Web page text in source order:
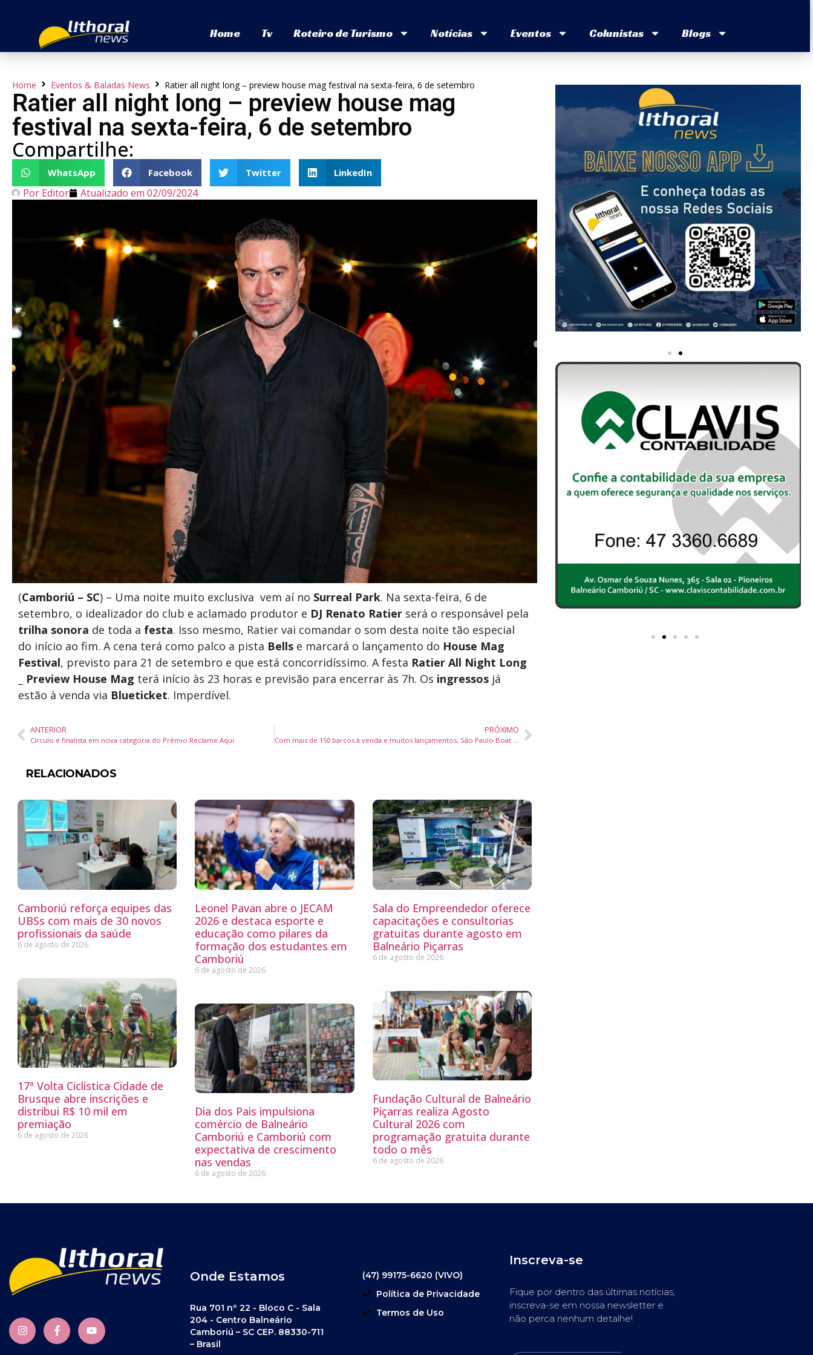
Home Tv Roteiro de Turismo Notícias Eventos Colunistas Blogs
Home Eventos & Baladas News Ratier all night long – preview house mag festival na sexta-feira, 6 de setembro
Ratier all night long – preview house mag
festival na sexta-feira, 6 de setembro
Compartilhe:
WhatsApp Facebook Twitter LinkedIn
Por Editor Atualizado em 02/09/2024
(Camboriú – SC) – Uma noite muito exclusiva vem aí no Surreal Park. Na sexta-feira, 6 de
setembro, o idealizador do club e aclamado produtor e DJ Renato Ratier será o responsável pela
trilha sonora de toda a festa. Isso mesmo, Ratier vai comandar o som desta noite tão especial
do início ao fim. A cena terá como palco a pista Bells e marcará o lançamento do House Mag
Festival, previsto para 21 de setembro e que está concorridíssimo. A festa Ratier All Night Long
Preview House Mag terá início às 23 horas e previsão para encerrar às 7h. Os ingressos já
estão à venda via Blueticket. Imperdível.
ANTERIOR
Círculo é finalista em nova categoria do Prêmio Reclame Aqui
PRÓXIMO
Com mais de 150 barcos à venda e muitos lançamentos, São Paulo Boat Show registra recorde de expositores
RELACIONADOS
Camboriú reforça equipes das
UBSs com mais de 30 novos
profissionais da saúde
6 de agosto de 2026
Leonel Pavan abre o JECAM
2026 e destaca esporte e
educação como pilares da
formação dos estudantes em
Camboriú
6 de agosto de 2026
Sala do Empreendedor oferece
capacitações e consultorias
gratuitas durante agosto em
Balneário Piçarras
6 de agosto de 2026
17ª Volta Ciclística Cidade de
Brusque abre inscrições e
distribui R$ 10 mil em
premiação
6 de agosto de 2026
Dia dos Pais impulsiona
comércio de Balneário
Camboriú e Camboriú com
expectativa de crescimento
nas vendas
6 de agosto de 2026
Fundação Cultural de Balneário
Piçarras realiza Agosto
Cultural 2026 com
programação gratuita durante
todo o mês
6 de agosto de 2026
Onde Estamos
Rua 701 nº 22 - Bloco C - Sala
204 - Centro Balneário
Camboriú – SC CEP. 88330-711
– Brasil
(47) 99175-6620 (VIVO)
Política de Privacidade
Termos de Uso
Inscreva-se
Fique por dentro das últimas notícias,
inscreva-se em nossa newsletter e
não perca nenhum detalhe!